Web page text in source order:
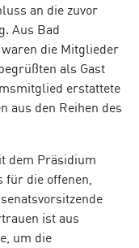
an die zuvor
Aus Bad
die Mitglieder
als Gast
erstattete
aus den Reihen des
dem Präsidium
für die offenen,
ist aus
um die